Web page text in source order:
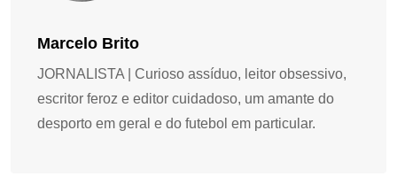
Marcelo Brito
JORNALISTA | Curioso assíduo, leitor obsessivo,
escritor feroz e editor cuidadoso, um amante do
desporto em geral e do futebol em particular.